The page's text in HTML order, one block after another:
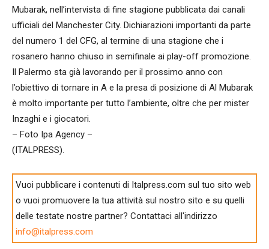
Mubarak, nell’intervista di fine stagione pubblicata dai canali
ufficiali del Manchester City. Dichiarazioni importanti da parte
del numero 1 del CFG, al termine di una stagione che i
rosanero hanno chiuso in semifinale ai play-off promozione.
Il Palermo sta già lavorando per il prossimo anno con
l’obiettivo di tornare in A e la presa di posizione di Al Mubarak
è molto importante per tutto l’ambiente, oltre che per mister
Inzaghi e i giocatori.
– Foto Ipa Agency –
(ITALPRESS).
Vuoi pubblicare i contenuti di Italpress.com sul tuo sito web
o vuoi promuovere la tua attività sul nostro sito e su quelli
delle testate nostre partner? Contattaci all'indirizzo
info@italpress.com